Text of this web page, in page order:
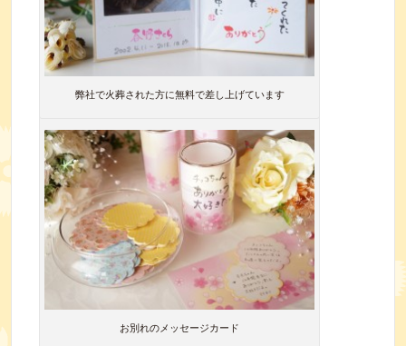
弊社で火葬された方に無料で差し上げています
お別れのメッセージカード